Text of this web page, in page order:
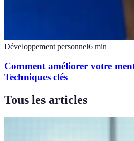
Développement personnel6 min
Comment améliorer votre
Techniques clés
Tous les articles